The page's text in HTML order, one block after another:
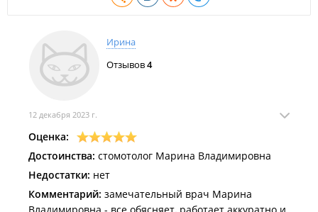
Ирина
Отзывов4
12 декабря 2023 г.
Оценка:
Достоинства: стомотолог Марина Владимировна
Недостатки: нет
Комментарий: замечательный врач Марина